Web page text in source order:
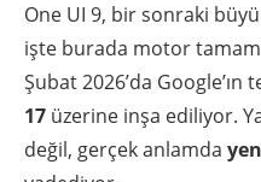
One UI 9, bir sonraki
işte burada motor
Şubat 2026’da Google’ın
17 üzerine inşa ediliyor.
değil, gerçek anlamda